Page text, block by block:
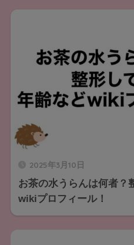
2025年3月10日
お茶の水うらんは何者？
wikiプロフィール！